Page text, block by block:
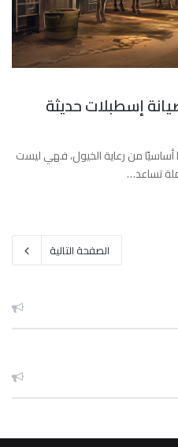
إسطبلات حديثة
من رعاية الخيول، فهي ليست
تساعد…
الصفحة التالية